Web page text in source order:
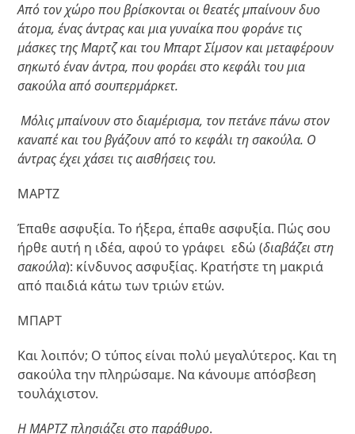
Από τον χώρο που βρίσκονται οι θεατές μπαίνουν δυο
άτομα, ένας άντρας και μια γυναίκα που φοράνε τις
μάσκες της Μαρτζ και του Μπαρτ Σίμσον και μεταφέρουν
σηκωτό έναν άντρα, που φοράει στο κεφάλι του μια
σακούλα από σουπερμάρκετ.
Μόλις μπαίνουν στο διαμέρισμα, τον πετάνε πάνω στον
καναπέ και του βγάζουν από το κεφάλι τη σακούλα. Ο
άντρας έχει χάσει τις αισθήσεις του.
ΜΑΡΤΖ
Έπαθε ασφυξία. Το ήξερα, έπαθε ασφυξία. Πώς σου
ήρθε αυτή η ιδέα, αφού το γράφει εδώ (διαβάζει στη
σακούλα): κίνδυνος ασφυξίας. Κρατήστε τη μακριά
από παιδιά κάτω των τριών ετών.
ΜΠΑΡΤ
Και λοιπόν; Ο τύπος είναι πολύ μεγαλύτερος. Και τη
σακούλα την πληρώσαμε. Να κάνουμε απόσβεση
τουλάχιστον.
Η ΜΑΡΤΖ πλησιάζει στο παράθυρο.